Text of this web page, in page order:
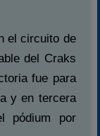
el circuito de
del Craks
fue para
y en tercera
pódium por